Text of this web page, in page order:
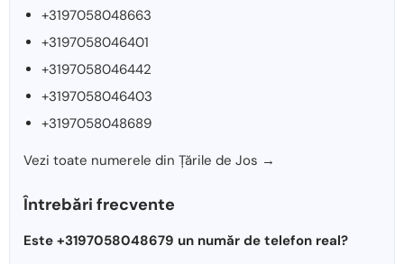
+3197058048663
+3197058046401
+3197058046442
+3197058046403
+3197058048689
Vezi toate numerele din Țările de Jos →
Întrebări frecvente
Este +3197058048679 un număr de telefon real?